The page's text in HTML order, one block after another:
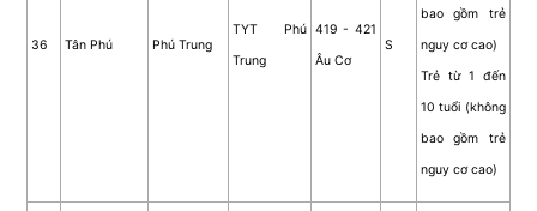
36 Tân Phú Phú Trung
TYT Phú
Trung
419 - 421
Âu Cơ
S
bao gồm trẻ
nguy cơ cao)
Trẻ từ 1 đến
10 tuổi (không
bao gồm trẻ
nguy cơ cao)